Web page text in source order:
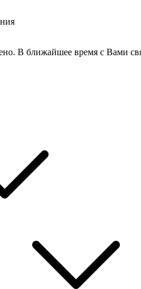
В ближайшее время с Вами